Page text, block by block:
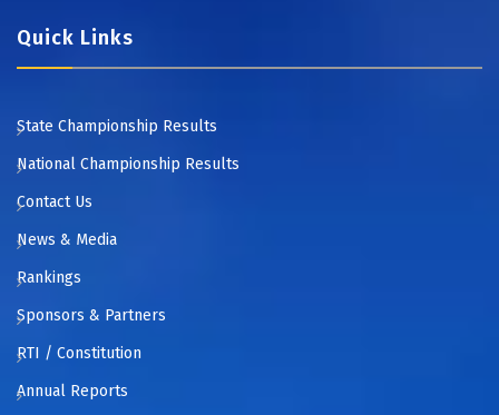
Quick Links
State Championship Results
National Championship Results
Contact Us
News & Media
Rankings
Sponsors & Partners
RTI / Constitution
Annual Reports